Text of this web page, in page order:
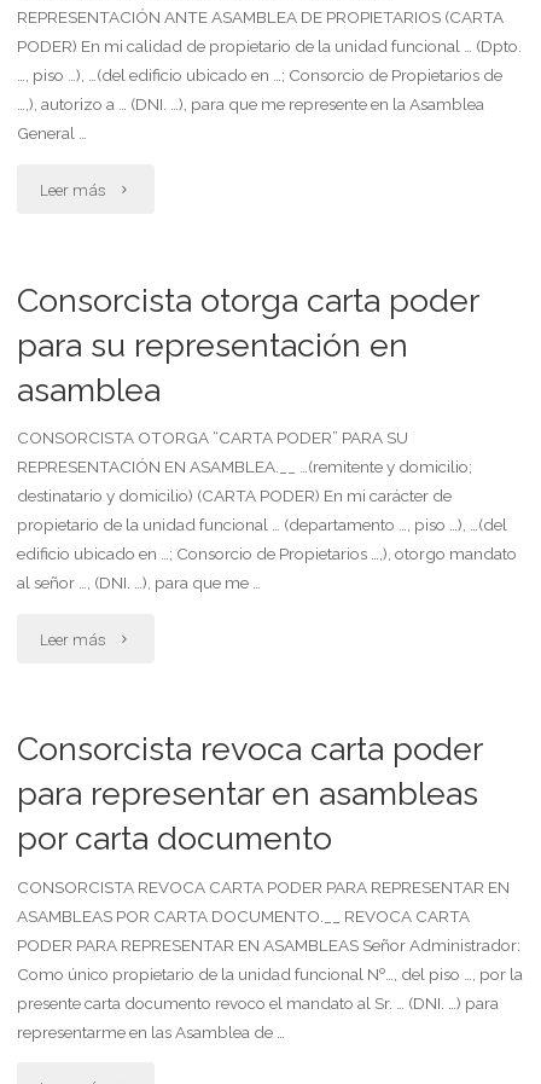
complementaria"
REPRESENTACIÓN ANTE ASAMBLEA DE PROPIETARIOS (CARTA
PODER) En mi calidad de propietario de la unidad funcional … (Dpto.
…, piso …), …(del edificio ubicado en …; Consorcio de Propietarios de
…,), autorizo a … (DNI. …), para que me represente en la Asamblea
General …
Leer más "Consorcista
para
su
representación
ante
asamblea
Consorcista otorga carta poder
para su representación en
asamblea
CONSORCISTA OTORGA “CARTA PODER” PARA SU
REPRESENTACIÓN EN ASAMBLEA.__ …(remitente y domicilio;
destinatario y domicilio) (CARTA PODER) En mi carácter de
propietario de la unidad funcional … (departamento …, piso …), …(del
edificio ubicado en …; Consorcio de Propietarios …,), otorgo mandato
al señor …, (DNI. …), para que me …
Leer más "Consorcista
carta
para
su
representación
en
asamblea"
Consorcista revoca carta poder
para representar en asambleas
por carta documento
CONSORCISTA REVOCA CARTA PODER PARA REPRESENTAR EN
ASAMBLEAS POR CARTA DOCUMENTO.__ REVOCA CARTA
PODER PARA REPRESENTAR EN ASAMBLEAS Señor Administrador:
Como único propietario de la unidad funcional Nº…, del piso …, por la
presente carta documento revoco el mandato al Sr. … (DNI. …) para
representarme en las Asamblea de …